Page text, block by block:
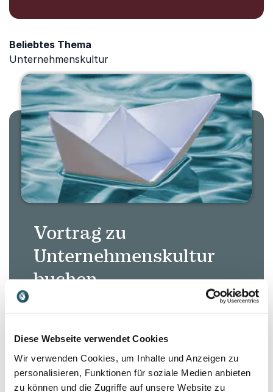
Diese Webseite verwendet Cookies
Wir verwenden Cookies, um Inhalte und Anzeigen zu
personalisieren, Funktionen für soziale Medien anbieten
zu können und die Zugriffe auf unsere Website zu
Vortrag zu
Unternehmenskultur
buchen
Eine starke Unternehmenskultur ist
Zusammenarbeit und langfristigen
Unternehmenserfolg. Unsere Vorträge
zum Thema Unternehmenskultur zeigen,
Beliebtes Thema
Unternehmenskultur
Mehr lesen : Vortrag zu Unternehmenskultur buchen